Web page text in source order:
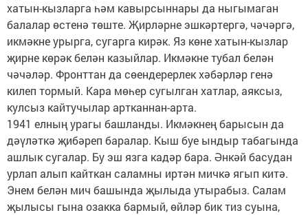
хатын-кызларга һәм кавырсыннары да ныгымаган
балалар өстенә төште. Җирләрне эшкәртергә, чәчәргә,
икмәкне урырга, сугарга кирәк. Яз көне хатын-кызлар
җирне көрәк белән казыйлар. Икмәкне тубал белән
чәчәләр. Фронттан да сөендерерлек хәбәрләр генә
килеп тормый. Кара мөһер сугылган хатлар, аяксыз,
кулсыз кайтучылар артканнан-арта.
1941 елның урагы башланды. Икмәкнең барысын да
дәүләткә җибәреп баралар. Кыш буе ындыр табагында
ашлык сугалар. Бу эш язга кадәр бара. Әнкәй басудан
урлап алып кайткан саламны иртән мичкә ягып китә.
Энем белән мич башында җылыда утырабыз. Салам
җылысы гына озакка бармый, өйләр бик тиз суына,